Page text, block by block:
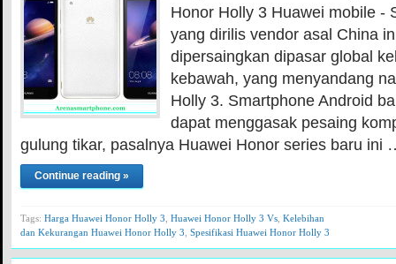
Honor Holly 3 Huawei mobile -
yang dirilis vendor asal China
dipersaingkan dipasar global
kebawah, yang menyandang
Holly 3. Smartphone Android
dapat menggasak pesaing
gulung tikar, pasalnya Huawei Honor series baru ini
Continue reading »
Tags: Harga Huawei Honor Holly 3 Huawei Honor Holly 3 Vs, Kelebihan
dan Kekurangan Huawei Honor Holly 3 Spesifikasi Huawei Honor Holly 3